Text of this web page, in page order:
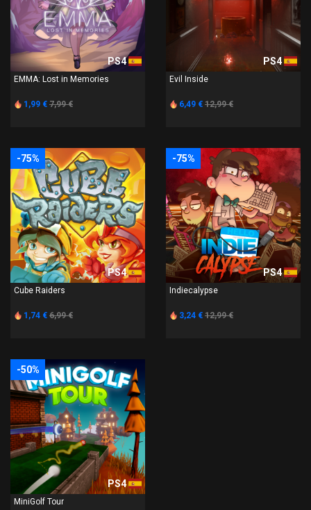
PS4
EMMA: Lost in Memories
1,99 € 7,99 €
PS4
Evil Inside
6,49 € 12,99 €
-75%
PS4
Cube Raiders
1,74 € 6,99 €
-75%
PS4
Indiecalypse
3,24 € 12,99 €
-50%
PS4
MiniGolf Tour